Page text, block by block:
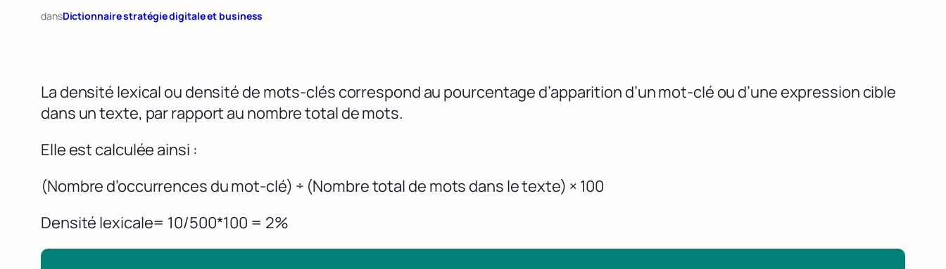
dansDictionnaire stratégie digitale et business
La densité lexical ou densité de mots-clés correspond au pourcentage d’apparition d’un mot-clé ou d’une expression cible
dans un texte, par rapport au nombre total de mots.
Elle est calculée ainsi :
(Nombre d’occurrences du mot-clé) ÷ (Nombre total de mots dans le texte) × 100
Densité lexicale= 10/500*100 = 2%